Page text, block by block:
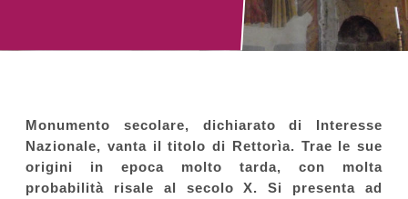
Monumento secolare, dichiarato di Interesse
Nazionale, vanta il titolo di Rettorìa. Trae le sue
origini in epoca molto tarda, con molta
probabilità risale al secolo X. Si presenta ad